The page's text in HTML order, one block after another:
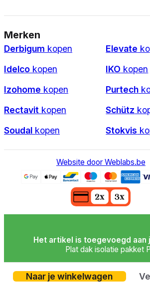
Merken
Derbigum kopen Elevate
Idelco kopen IKO kopen
Izohome kopen Purtech
Rectavit kopen Schütz
Soudal kopen Stokvis
Website door Weblabs.be
Het artikel is toegevoegd aan
Plat dak isolatie pakket
Naar je winkelwagen